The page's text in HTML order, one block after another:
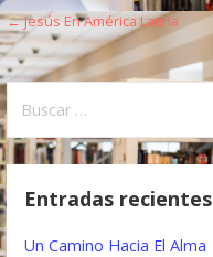
N
a
v
e
a
← Jesús En América Latina
s
Entradas recientes
Un Camino Hacia El Alma